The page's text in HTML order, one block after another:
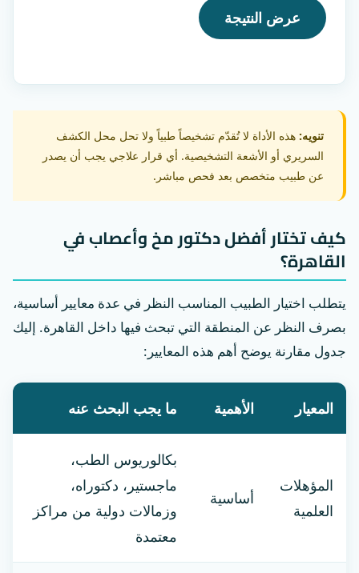
عرض النتيجة
تنويه: هذه الأداة لا تُقدّم تشخيصاً طبياً ولا تحل محل الكشف
السريري أو الأشعة التشخيصية. أي قرار علاجي يجب أن يصدر
عن طبيب متخصص بعد فحص مباشر.
كيف تختار أفضل دكتور مخ وأعصاب في
القاهرة؟
يتطلب اختيار الطبيب المناسب النظر في عدة معايير أساسية،
بصرف النظر عن المنطقة التي تبحث فيها داخل القاهرة. إليك
جدول مقارنة يوضح أهم هذه المعايير:
المعيار الأهمية ما يجب البحث عنه
المؤهلات
العلمية
أساسية
بكالوريوس الطب،
ماجستير، دكتوراه،
وزمالات دولية من مراكز
معتمدة